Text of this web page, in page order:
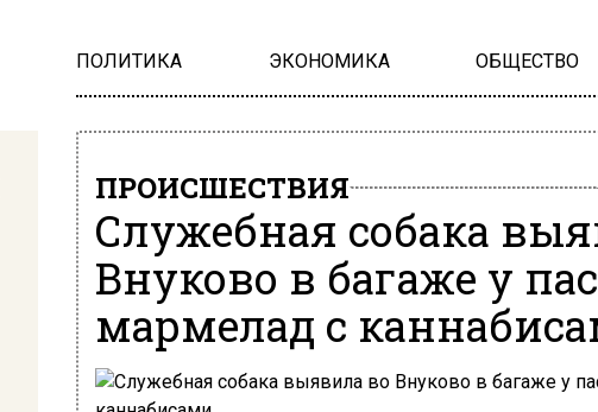
ПОЛИТИКА ЭКОНОМИКА ОБЩЕСТВО
ПРОИСШЕСТВИЯ
Служебная собака
Внуково в багаже у
мармелад с